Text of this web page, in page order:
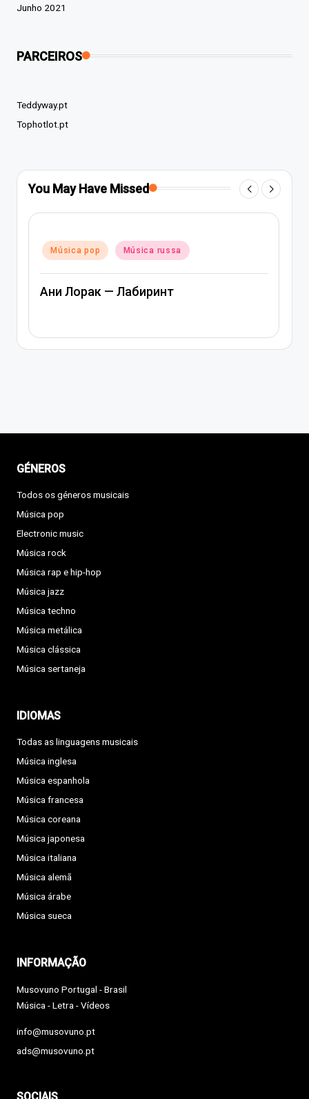
Junho 2021
PARCEIROS
Teddyway.pt
Tophotlot.pt
You May Have Missed
in
Música pop
Música russa
Артем Качер Ани Лорак –
GÉNEROS
Todos os géneros musicais
Música pop
Electronic music
Música rock
Música rap e hip-hop
Música jazz
Música techno
Música metálica
Música clássica
Música sertaneja
IDIOMAS
Todas as linguagens musicais
Música inglesa
Música espanhola
Música francesa
Música coreana
Música japonesa
Música italiana
Música alemã
Música árabe
Música sueca
INFORMAÇÃO
Musovuno Portugal - Brasil
Música - Letra - Vídeos
info@musovuno.pt
ads@musovuno.pt